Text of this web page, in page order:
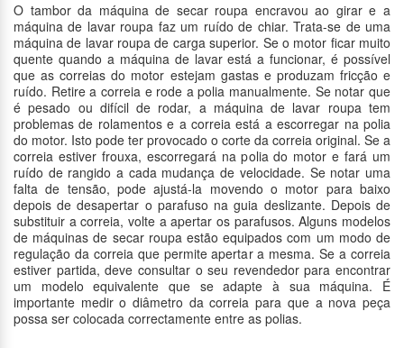
O tambor da máquina de secar roupa encravou ao girar e a
máquina de lavar roupa faz um ruído de chiar. Trata-se de uma
máquina de lavar roupa de carga superior. Se o motor ficar muito
quente quando a máquina de lavar está a funcionar, é possível
que as correias do motor estejam gastas e produzam fricção e
ruído. Retire a correia e rode a polia manualmente. Se notar que
é pesado ou difícil de rodar, a máquina de lavar roupa tem
problemas de rolamentos e a correia está a escorregar na polia
do motor. Isto pode ter provocado o corte da correia original. Se a
correia estiver frouxa, escorregará na polia do motor e fará um
ruído de rangido a cada mudança de velocidade. Se notar uma
falta de tensão, pode ajustá-la movendo o motor para baixo
depois de desapertar o parafuso na guia deslizante. Depois de
substituir a correia, volte a apertar os parafusos. Alguns modelos
de máquinas de secar roupa estão equipados com um modo de
regulação da correia que permite apertar a mesma. Se a correia
estiver partida, deve consultar o seu revendedor para encontrar
um modelo equivalente que se adapte à sua máquina. É
importante medir o diâmetro da correia para que a nova peça
possa ser colocada correctamente entre as polias.